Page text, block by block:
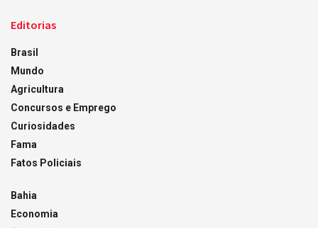
Editorias
Brasil
Mundo
Agricultura
Concursos e Emprego
Curiosidades
Fama
Fatos Policiais
Bahia
Economia